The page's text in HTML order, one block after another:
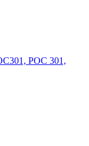
РОС 301,